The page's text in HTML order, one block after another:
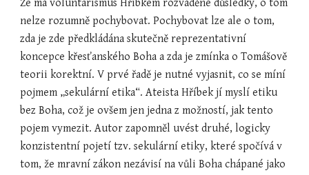
Že má voluntarismus Hříbkem rozváděné důsledky, o tom
nelze rozumně pochybovat. Pochybovat lze ale o tom,
zda je zde předkládána skutečně reprezentativní
koncepce křesťanského Boha a zda je zmínka o Tomášově
teorii korektní. V prvé řadě je nutné vyjasnit, co se míní
pojmem „sekulární etika“. Ateista Hříbek jí myslí etiku
bez Boha, což je ovšem jen jedna z možností, jak tento
pojem vymezit. Autor zapomněl uvést druhé, logicky
konzistentní pojetí tzv. sekulární etiky, které spočívá v
tom, že mravní zákon nezávisí na vůli Boha chápané jako